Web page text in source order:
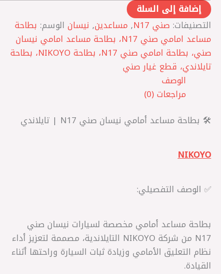
إضافة إلى السلة
التصنيفات: صني N17 , مساعدين, نيسان الوسم: بطاحة
مساعد امامي صني N17، بطاحة مساعد امامي نيسان
صني، بطاحة امامي صني N17، بطاحة NIKOYO، بطاحة
تايلاندي، قطع غيار صني
الوصف
مراجعات (0)
🛠️ بطاحة مساعد أمامي نيسان صني N17 | تايلاندي
NIKOYO
✅ الوصف التفصيلي:
بطاحة مساعد أمامي مخصصة لسيارات نيسان صني
N17 من شركة NIKOYO التايلاندية، مصممة لتعزيز أداء
نظام التعليق الأمامي وزيادة ثبات السيارة وراحتها أثناء
القيادة.